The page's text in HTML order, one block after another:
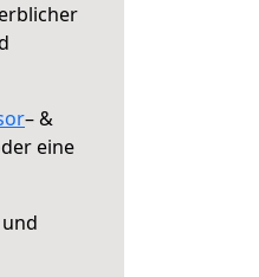
– &
eine